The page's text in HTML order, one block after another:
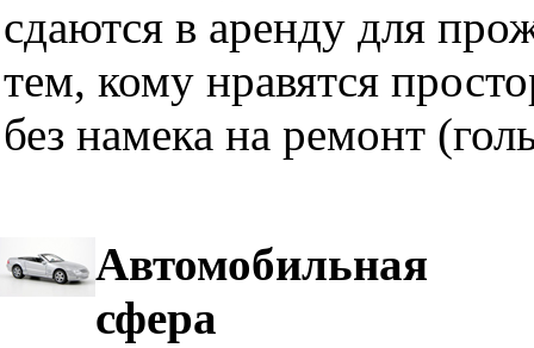
сдаются в аренду для
тем, кому нравятся
без намека на ремонт
Автомобильная
сфера